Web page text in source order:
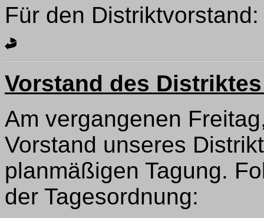
Für den
Vorstand des
Am vergangenen
Vorstand unseres
planmäßigen Tagung.
der Tagesordnung: